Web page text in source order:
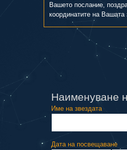
Вашето послание,
координатите на Вашата
Наименуване
Име на звездата
Дата на посвещаване